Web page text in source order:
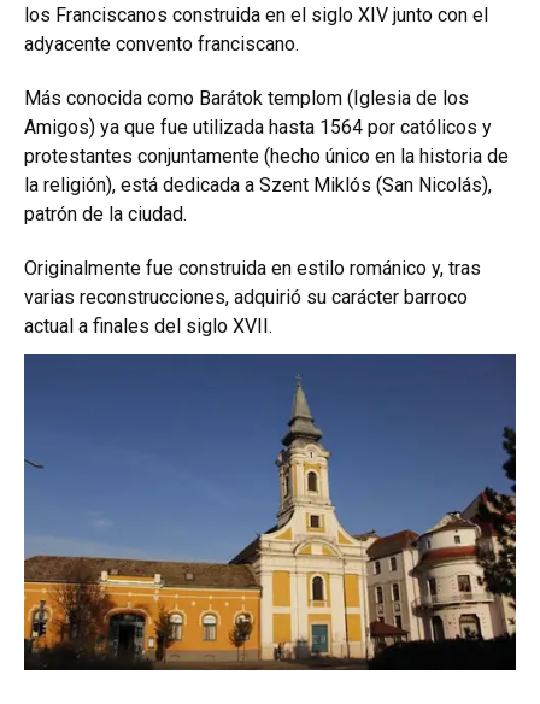
los Franciscanos construida en el siglo XIV junto con el
adyacente convento franciscano.
Más conocida como Barátok templom (Iglesia de los
Amigos) ya que fue utilizada hasta 1564 por católicos y
protestantes conjuntamente (hecho único en la historia de
la religión), está dedicada a Szent Miklós (San Nicolás),
patrón de la ciudad.
Originalmente fue construida en estilo románico y, tras
varias reconstrucciones, adquirió su carácter barroco
actual a finales del siglo XVII.